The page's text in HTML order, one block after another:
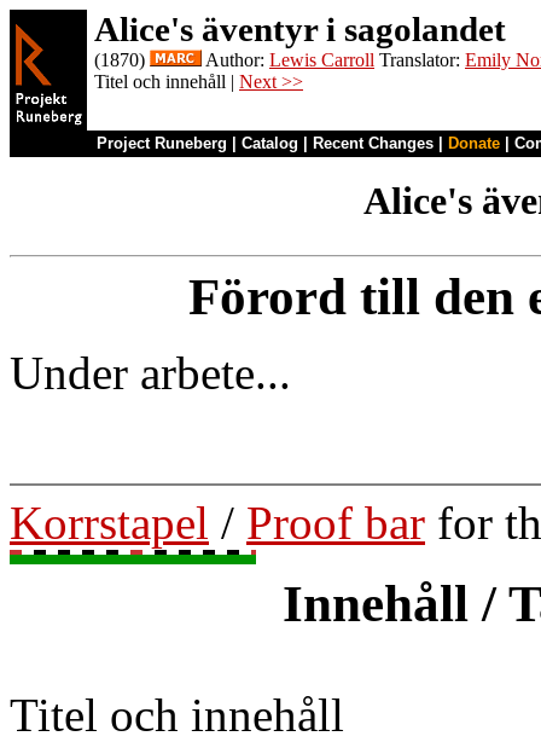
Alice's äventyr i sagolandet
(1870) Author: Lewis Carroll Translator: Emily
Titel och innehåll | Next >>
Project Runeberg Catalog Recent Changes Donate
Alice's
Förord till den
Under arbete...
Korrstapel / Proof bar for
Innehåll /
Titel och innehåll